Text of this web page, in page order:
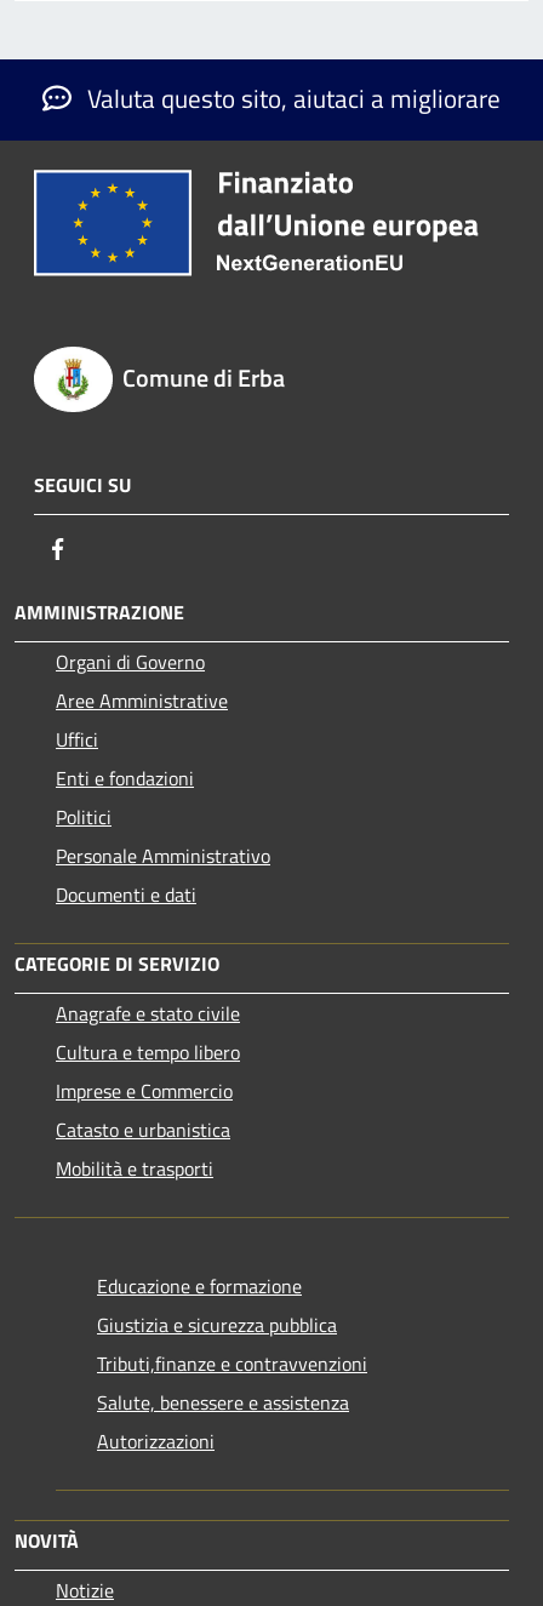
Valuta questo sito, aiutaci a migliorare
Comune di Erba
SEGUICI SU
AMMINISTRAZIONE
Organi di Governo
Aree Amministrative
Uffici
Enti e fondazioni
Politici
Personale Amministrativo
Documenti e dati
CATEGORIE DI SERVIZIO
Anagrafe e stato civile
Cultura e tempo libero
Imprese e Commercio
Catasto e urbanistica
Mobilità e trasporti
Educazione e formazione
Giustizia e sicurezza pubblica
Tributi,finanze e contravvenzioni
Salute, benessere e assistenza
Autorizzazioni
NOVITÀ
Notizie